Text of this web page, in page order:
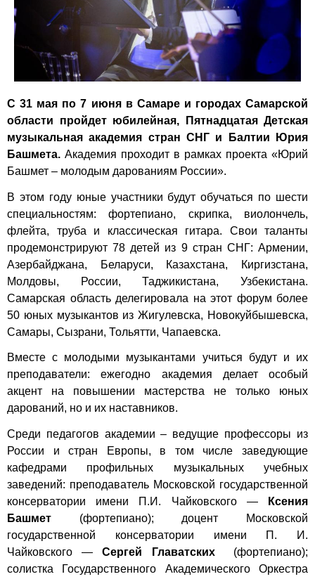
С 31 мая по 7 июня в Самаре и городах Самарской
области пройдет юбилейная, Пятнадцатая Детская
музыкальная академия стран СНГ и Балтии Юрия
Башмета. Академия проходит в рамках проекта «Юрий
Башмет – молодым дарованиям России».
В этом году юные участники будут обучаться по шести
специальностям: фортепиано, скрипка, виолончель,
флейта, труба и классическая гитара. Свои таланты
продемонстрируют 78 детей из 9 стран СНГ: Армении,
Азербайджана, Беларуси, Казахстана, Киргизстана,
Молдовы, России, Таджикистана, Узбекистана.
Самарская область делегировала на этот форум более
50 юных музыкантов из Жигулевска, Новокуйбышевска,
Самары, Сызрани, Тольятти, Чапаевска.
Вместе с молодыми музыкантами учиться будут и их
преподаватели: ежегодно академия делает особый
акцент на повышении мастерства не только юных
дарований, но и их наставников.
Среди педагогов академии – ведущие профессоры из
России и стран Европы, в том числе заведующие
кафедрами профильных музыкальных учебных
заведений: преподаватель Московской государственной
консерватории имени П.И. Чайковского —
Ксения
Башмет (фортепиано); доцент Московской
государственной консерватории имени П. И.
Чайковского —Сергей Главатских(фортепиано);
солистка Государственного Академического Оркестра